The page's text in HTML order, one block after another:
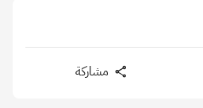
مشاركة